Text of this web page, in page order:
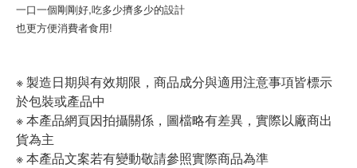
一口一個剛剛好,吃多少擠多少的設計
也更方便消費者食用!
※ 製造日期與有效期限，商品成分與適用注意事項皆標示
於包裝或產品中
※ 本產品網頁因拍攝關係，圖檔略有差異，實際以廠商出
貨為主
※ 本產品文案若有變動敬請參照實際商品為準